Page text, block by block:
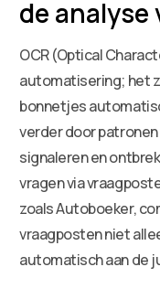
de analyse
OCR (Optical
automatisering; het
bonnetjes
verder door
signaleren en
vragen via
zoals Autoboeker,
vraagposten niet
automatisch aan de